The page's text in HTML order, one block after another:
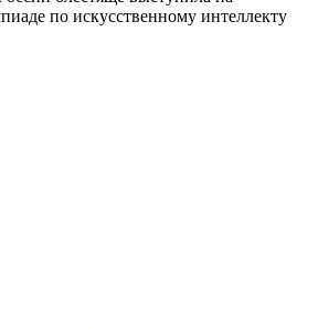
по искусственному интеллекту